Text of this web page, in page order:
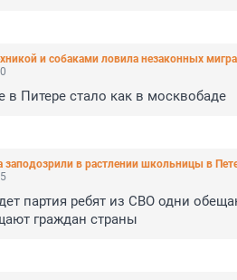
и собаками ловила незаконных
в Питере стало как в москвобаде
заподозрили в растлении школьницы в
партия ребят из СВО одни
граждан страны